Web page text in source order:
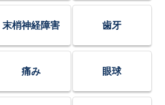
末梢神経障害 歯牙
痛み 眼球